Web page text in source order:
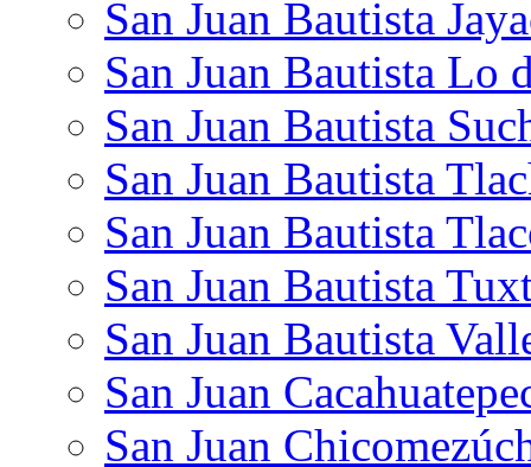
San Juan Bautista
San Juan Bautista Lo
San Juan Bautista
San Juan Bautista
San Juan Bautista
San Juan Bautista
San Juan Bautista
San Juan
San Juan